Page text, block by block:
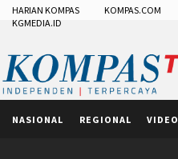
HARIAN KOMPAS KOMPAS.COM
KGMEDIA.ID
NASIONAL REGIONAL VIDEO